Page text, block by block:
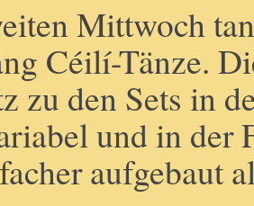
Mittwoch
Céilí-Tänze.
zu den Sets in
und in der
aufgebaut